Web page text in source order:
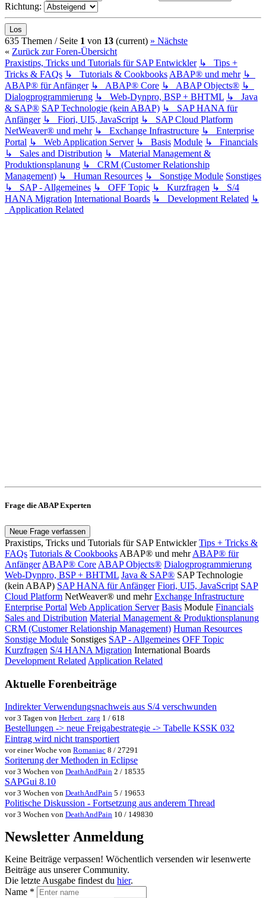
Richtung:
635 Themen / Seite 1 von 13 (current) » Nächste
« Zurück zur Foren-Übersicht
Praxistips, Tricks und Tutorials für SAP Entwickler ↳ Tips +
Tricks & FAQs ↳ Tutorials & Cookbooks ABAP® und mehr ↳
ABAP® für Anfänger ↳ ABAP® Core ↳ ABAP Objects® ↳
Dialogprogrammierung ↳ Web-Dynpro, BSP + BHTML ↳ Java
& SAP® SAP Technologie (kein ABAP) ↳ SAP HANA für
Anfänger ↳ Fiori, UI5, JavaScript ↳ SAP Cloud Platform
NetWeaver® und mehr ↳ Exchange Infrastructure ↳ Enterprise
Portal ↳ Web Application Server ↳ Basis Module ↳ Financials
↳ Sales and Distribution ↳ Material Management &
Produktionsplanung ↳ CRM (Customer Relationship
Management) ↳ Human Resources ↳ Sonstige Module Sonstiges
↳ SAP - Allgemeines ↳ OFF Topic ↳ Kurzfragen ↳ S/4
HANA Migration International Boards ↳ Development Related ↳
Application Related
Frage die ABAP Experten
Neue Frage verfassen
Praxistips, Tricks und Tutorials für SAP Entwickler Tips + Tricks &
FAQs Tutorials & Cookbooks ABAP® und mehr ABAP® für
Anfänger ABAP® Core ABAP Objects® Dialogprogrammierung
Web-Dynpro, BSP + BHTML Java & SAP® SAP Technologie
(kein ABAP) SAP HANA für Anfänger Fiori, UI5, JavaScript SAP
Cloud Platform NetWeaver® und mehr Exchange Infrastructure
Enterprise Portal Web Application Server Basis Module Financials
Sales and Distribution Material Management & Produktionsplanung
CRM (Customer Relationship Management) Human Resources
Sonstige Module Sonstiges SAP - Allgemeines OFF Topic
Kurzfragen S/4 HANA Migration International Boards
Development Related Application Related
Aktuelle Forenbeiträge
Indirekter Verwendungsnachweis aus S/4 verschwunden
vor 3 Tagen von Herbert_zarg 1 / 618
Bestellungen -> neue Freigabestrategie -> Tabelle KSSK 032
Eintrag wird nicht transportiert
vor einer Woche von Romaniac 8 / 27291
Soriterung der Methoden in Eclipse
vor 3 Wochen von DeathAndPain 2 / 18535
SAPGui 8.10
vor 3 Wochen von DeathAndPain 5 / 19653
Politische Diskussion - Fortsetzung aus anderem Thread
vor 3 Wochen von DeathAndPain 10 / 149830
Newsletter Anmeldung
Keine Beiträge verpassen! Wöchentlich versenden wir lesenwerte
Beiträge aus unserer Community.
Die letzte Ausgabe findest du hier.
Name *